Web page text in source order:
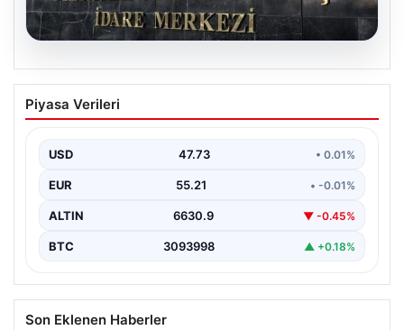
08.08.2026
Nisan Ayı TCMB Toplantısı: Zamanı ve
Ekonomistlerin Faiz Tahminleri
Politikası Kurulu toplantısı için tarih ve saat…
Piyasa Verileri
USD 47.73 • 0.01%
EUR 55.21 • -0.01%
ALTIN 6630.9 ▼ -0.45%
BTC 3093998 ▲ +0.18%
Son Eklenen Haberler